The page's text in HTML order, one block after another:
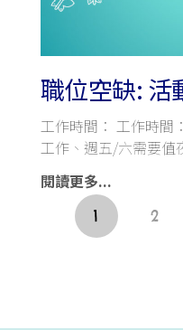
職位空缺:
工作時間： 工作時間
工作、週五/六需要值
閱讀更多...
1 2